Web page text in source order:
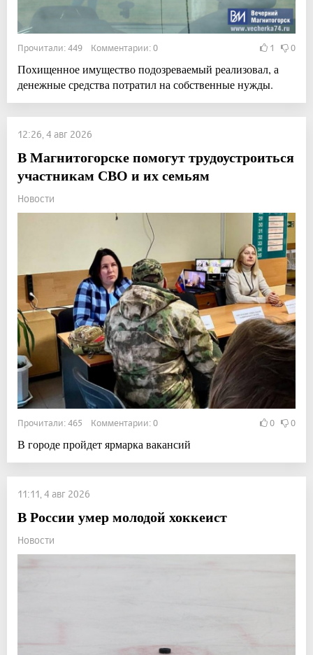
Прочитали: 449 Комментарии: 0 1 0
Похищенное имущество подозреваемый реализовал, а
денежные средства потратил на собственные нужды.
12:26, 4 авг 2026
В Магнитогорске помогут трудоустроиться
участникам СВО и их семьям
Новости
Прочитали: 465 Комментарии: 0 0 0
В городе пройдет ярмарка вакансий
11:11, 4 авг 2026
В России умер молодой хоккеист
Новости